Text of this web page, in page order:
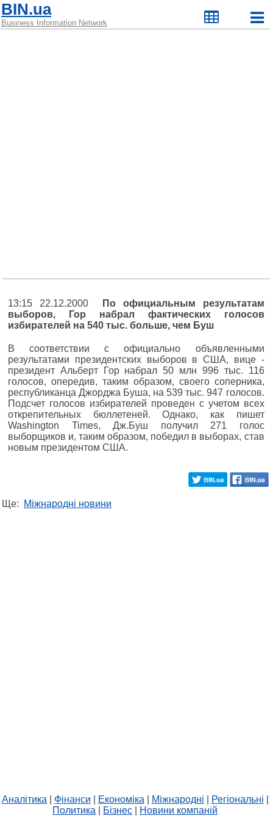
BIN.ua
Business Information Network
13:15 22.12.2000
По официальным результатам
выборов, Гор набрал фактических голосов
избирателей на 540 тыс. больше, чем Буш
В соответствии с официально объявленными
результатами президентских выборов в США, вице -
президент Альберт Гор набрал 50 млн 996 тыс. 116
голосов, опередив, таким образом, своего соперника,
республиканца Джорджа Буша, на 539 тыс. 947 голосов.
Подсчет голосов избирателей проведен с учетом всех
открепительных бюллетеней. Однако, как пишет
Washington Times, Дж.Буш получил 271 голос
выборщиков и, таким образом, победил в выборах, став
новым президентом США.
Ще: Міжнародні новини
Аналітика Фінанси Економіка Міжнародні Регіональні
Политика
Бізнес Новини компаній